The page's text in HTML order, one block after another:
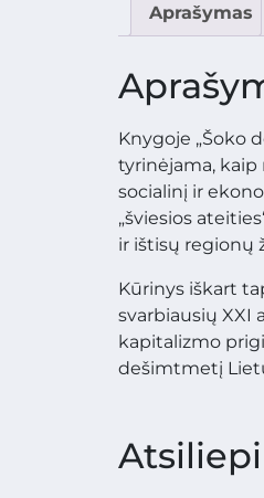
Aprašymas
Knygoje „Šoko
tyrinėjama, kaip
socialinį ir
„šviesios
ir ištisų regionų
Kūrinys iškart
svarbiausių XXI
kapitalizmo
dešimtmetį